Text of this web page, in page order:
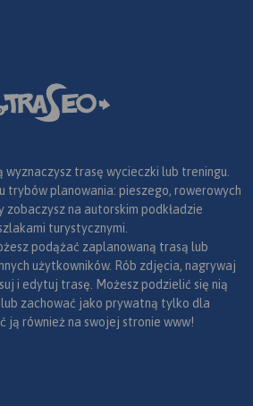
wyznaczysz trasę wycieczki lub treningu.
trybów planowania: pieszego, rowerowych
zobaczysz na autorskim podkładzie
turystycznymi.
podążać zaplanowaną trasą lub
użytkowników. Rób zdjęcia, nagrywaj
i edytuj trasę. Możesz podzielić się nią
lub zachować jako prywatną tylko dla
ją również na swojej stronie www!